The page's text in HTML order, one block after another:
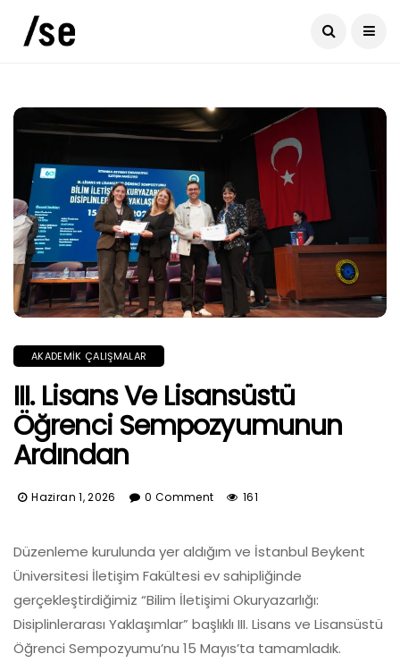
AKADEMIK ÇALIŞMALAR
III. Lisans Ve Lisansüstü
Öğrenci Sempozyumunun
Ardından
Haziran 1, 2026 0 Comment 161
Düzenleme kurulunda yer aldığım ve İstanbul Beykent
Üniversitesi İletişim Fakültesi ev sahipliğinde
gerçekleştirdiğimiz “Bilim İletişimi Okuryazarlığı:
Disiplinlerarası Yaklaşımlar” başlıklı III. Lisans ve Lisansüstü
Öğrenci Sempozyumu’nu 15 Mayıs’ta tamamladık.